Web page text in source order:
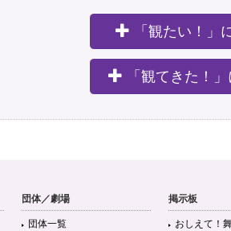
「観たい！」
「観てきた！
団体／劇場
団体一覧
掲示板
おしえて！